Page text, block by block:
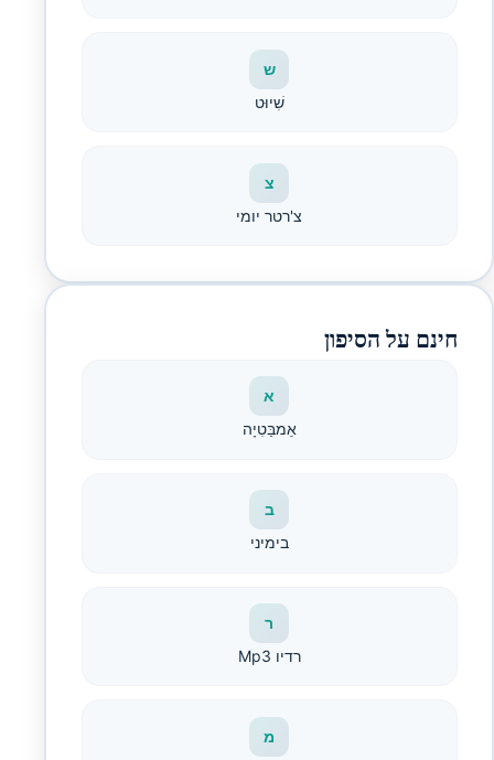
ש
שִׁיוּט
צ
צ'רטר יומי
חינם על הסיפון
א
אַמבַּטִיָה
ב
בימיני
ר
רדיו Mp3
מ